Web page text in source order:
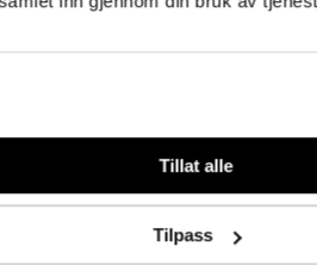
Tillat alle
Tilpass